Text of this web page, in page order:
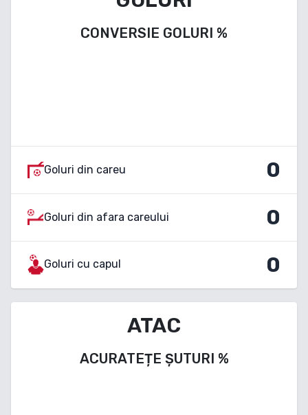
CONVERSIE GOLURI %
Goluri din careu 0
Goluri din afara careului 0
Goluri cu capul 0
ATAC
ACURATEȚE ȘUTURI %